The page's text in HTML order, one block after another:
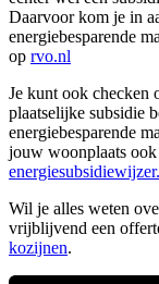
Daarvoor kom je in
energiebesparende
op rvo.nl
Je kunt ook checken
plaatselijke subsidie
energiebesparende
jouw woonplaats
Wil je alles weten
vrijblijvend een
kozijnen.